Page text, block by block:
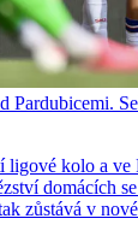
Pardubicemi.
ligové kolo a ve
domácích
zůstává v